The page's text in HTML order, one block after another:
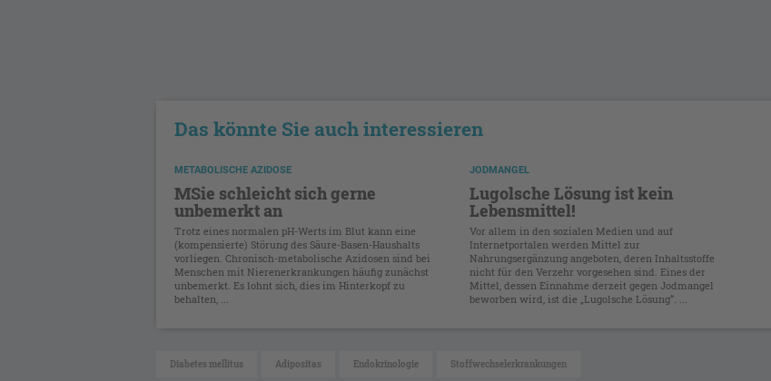
Das könnte Sie auch interessieren
METABOLISCHE AZIDOSE
MSie schleicht sich gerne
unbemerkt an
Trotz eines normalen pH-Werts im Blut kann eine
(kompensierte) Störung des Säure-Basen-Haushalts
vorliegen. Chronisch-metabolische Azidosen sind bei
Menschen mit Nierenerkrankungen häufig zunächst
unbemerkt. Es lohnt sich, dies im Hinterkopf zu
behalten, ...
JODMANGEL
Lugolsche Lösung ist kein
Lebensmittel!
Vor allem in den sozialen Medien und auf
Internetportalen werden Mittel zur
Nahrungsergänzung angeboten, deren Inhaltsstoffe
nicht für den Verzehr vorgesehen sind. Eines der
Mittel, dessen Einnahme derzeit gegen Jodmangel
beworben wird, ist die „Lugolsche Lösung“. ...
Diabetes mellitus Adipositas Endokrinologie Stoffwechselerkrankungen